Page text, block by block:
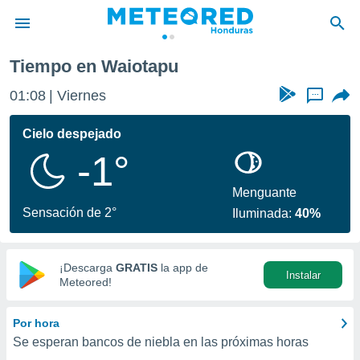
de
ha sido
calidad.
a este
las
y
digital
basada
Tiempo en Waiotapu
01:08 Viernes ...
Cielo despejado
-1°
Sensación de 2°
Menguante
Iluminada:40%
¡Descarga GRATIS la app de
Meteored!
Instalar
Por hora
Se esperan bancos de niebla en las próximas horas